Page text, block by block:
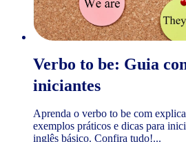
Verbo to be: Guia
iniciantes
Aprenda o verbo to be com
exemplos práticos e dicas para
inglês básico. Confira tudo!...